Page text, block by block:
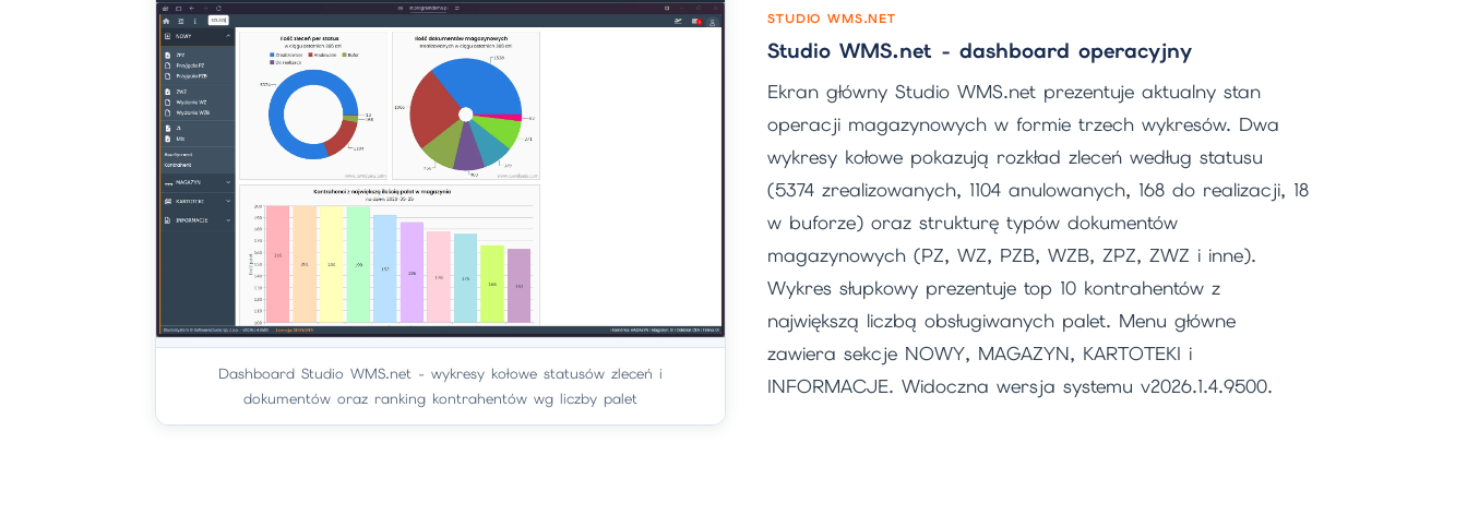
Dashboard Studio WMS.net - wykresy kołowe statusów zleceń i
dokumentów oraz ranking kontrahentów wg liczby palet
STUDIO WMS.NET
Studio WMS.net - dashboard operacyjny
Ekran główny Studio WMS.net prezentuje aktualny stan
operacji magazynowych w formie trzech wykresów. Dwa
wykresy kołowe pokazują rozkład zleceń według statusu
(5374 zrealizowanych, 1104 anulowanych, 168 do realizacji, 18
w buforze) oraz strukturę typów dokumentów
magazynowych (PZ, WZ, PZB, WZB, ZPZ, ZWZ i inne).
Wykres słupkowy prezentuje top 10 kontrahentów z
największą liczbą obsługiwanych palet. Menu główne
zawiera sekcje NOWY, MAGAZYN, KARTOTEKI i
INFORMACJE. Widoczna wersja systemu v2026.1.4.9500.